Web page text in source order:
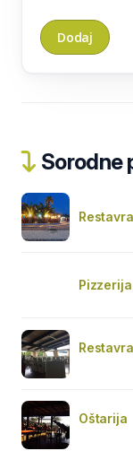
Sorodne
Oštarija